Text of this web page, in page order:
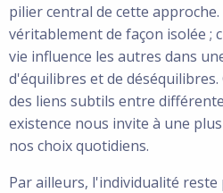
pilier central de cette
véritablement de façon isolée ;
vie influence les autres dans
d'équilibres et de
des liens subtils entre
existence nous invite à une
nos choix quotidiens.
Par ailleurs, l'individualité